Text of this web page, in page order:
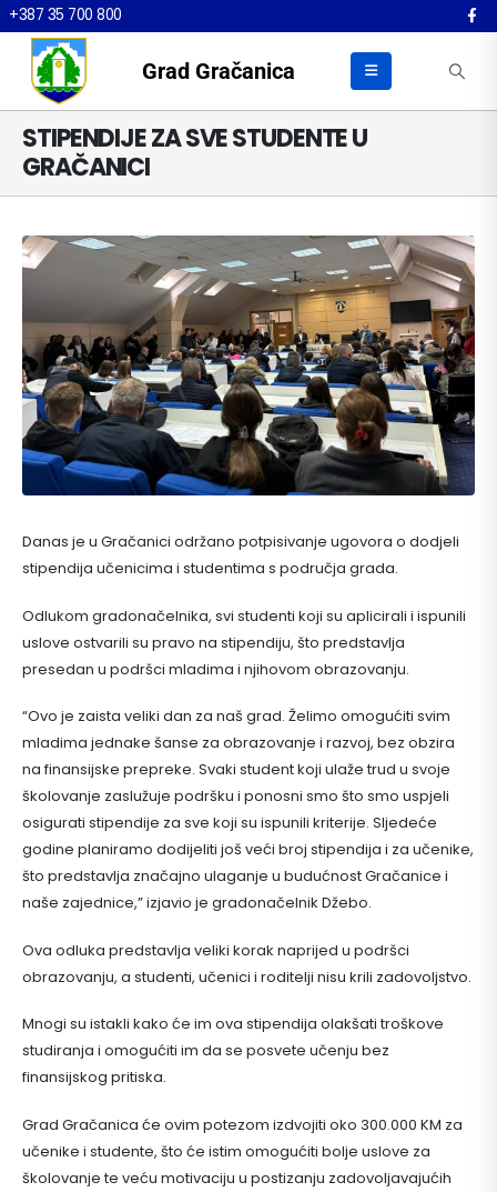
+387 35 700 800
Grad Gračanica
STIPENDIJE ZA SVE STUDENTE U
GRAČANICI
Danas je u Gračanici održano potpisivanje ugovora o dodjeli
stipendija učenicima i studentima s područja grada.
Odlukom gradonačelnika, svi studenti koji su aplicirali i ispunili
uslove ostvarili su pravo na stipendiju, što predstavlja
presedan u podršci mladima i njihovom obrazovanju.
“Ovo je zaista veliki dan za naš grad. Želimo omogućiti svim
mladima jednake šanse za obrazovanje i razvoj, bez obzira
na finansijske prepreke. Svaki student koji ulaže trud u svoje
školovanje zaslužuje podršku i ponosni smo što smo uspjeli
osigurati stipendije za sve koji su ispunili kriterije. Sljedeće
godine planiramo dodijeliti još veći broj stipendija i za učenike,
što predstavlja značajno ulaganje u budućnost Gračanice i
naše zajednice,” izjavio je gradonačelnik Džebo.
Ova odluka predstavlja veliki korak naprijed u podršci
obrazovanju, a studenti, učenici i roditelji nisu krili zadovoljstvo.
Mnogi su istakli kako će im ova stipendija olakšati troškove
studiranja i omogućiti im da se posvete učenju bez
finansijskog pritiska.
Grad Gračanica će ovim potezom izdvojiti oko 300.000 KM za
učenike i studente, što će istim omogućiti bolje uslove za
školovanje te veću motivaciju u postizanju zadovoljavajućih